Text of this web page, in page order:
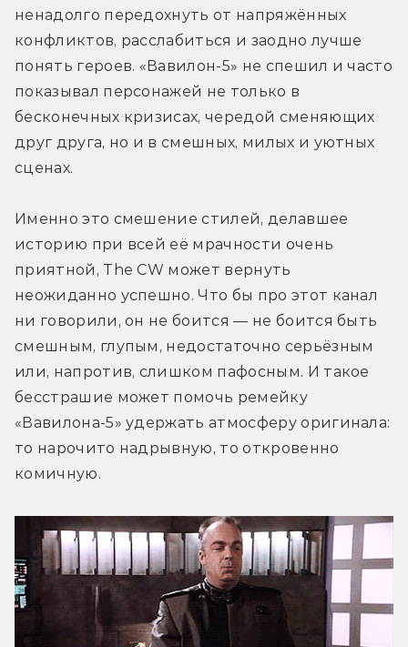
ненадолго передохнуть от напряжённых
конфликтов, расслабиться и заодно лучше
понять героев. «Вавилон-5» не спешил и часто
показывал персонажей не только в
бесконечных кризисах, чередой сменяющих
друг друга, но и в смешных, милых и уютных
сценах.
Именно это смешение стилей, делавшее
историю при всей её мрачности очень
приятной, The CW может вернуть
неожиданно успешно. Что бы про этот канал
ни говорили, он не боится — не боится быть
смешным, глупым, недостаточно серьёзным
или, напротив, слишком пафосным. И такое
бесстрашие может помочь ремейку
«Вавилона-5» удержать атмосферу оригинала:
то нарочито надрывную, то откровенно
комичную.